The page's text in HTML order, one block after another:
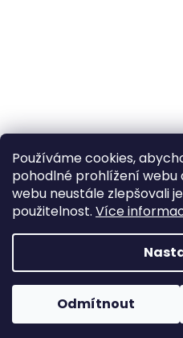
Používáme cookies,
pohodlné prohlížení webu
webu neustále zlepšovali
použitelnost. Více
Odmítnout
Sledovat na
Copyright 2026
vyhrazena.